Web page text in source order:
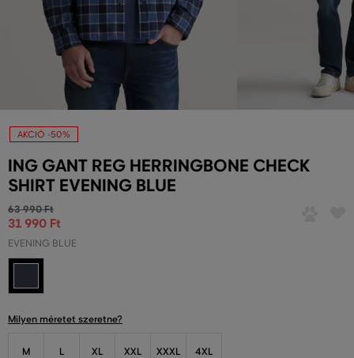
AKCIÓ -50%
ING GANT REG HERRINGBONE CHECK
SHIRT EVENING BLUE
63 990 Ft
31 990 Ft
EVENING BLUE
Milyen méretet szeretne?
M L XL XXL XXXL 4XL